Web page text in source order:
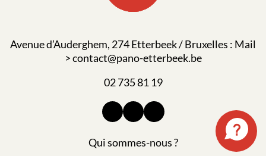
Avenue d’Auderghem, 274 Etterbeek / Bruxelles : Mail
> contact@pano-etterbeek.be
02 735 81 19
Qui sommes-nous ?